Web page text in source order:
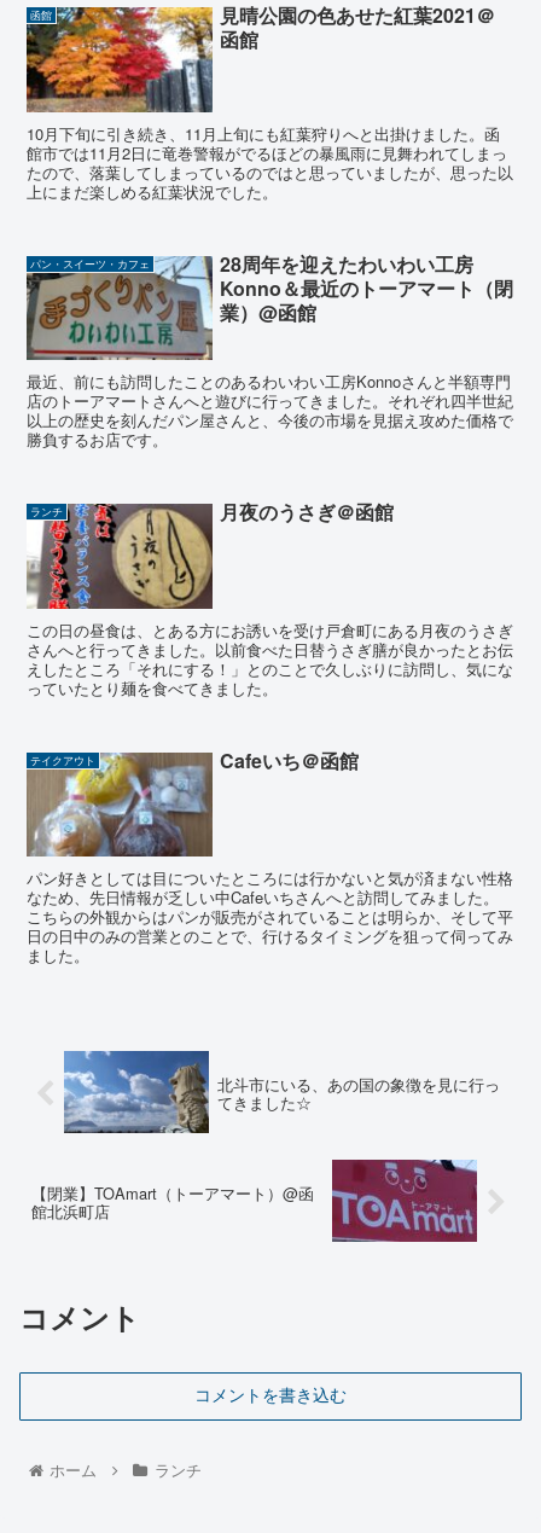
函館
見晴公園の色あせた紅葉2021＠
函館
10月下旬に引き続き、11月上旬にも紅葉狩りへと出掛けました。函
館市では11月2日に竜巻警報がでるほどの暴風雨に見舞われてしまっ
たので、落葉してしまっているのではと思っていましたが、思った以
上にまだ楽しめる紅葉状況でした。
パン・スイーツ・カフェ
28周年を迎えたわいわい工房
Konno＆最近のトーアマート（閉
業）@函館
最近、前にも訪問したことのあるわいわい工房Konnoさんと半額専門
店のトーアマートさんへと遊びに行ってきました。それぞれ四半世紀
以上の歴史を刻んだパン屋さんと、今後の市場を見据え攻めた価格で
勝負するお店です。
ランチ 月夜のうさぎ＠函館
この日の昼食は、とある方にお誘いを受け戸倉町にある月夜のうさぎ
さんへと行ってきました。以前食べた日替うさぎ膳が良かったとお伝
えしたところ「それにする！」とのことで久しぶりに訪問し、気にな
っていたとり麺を食べてきました。
テイクアウト Cafeいち＠函館
パン好きとしては目についたところには行かないと気が済まない性格
なため、先日情報が乏しい中Cafeいちさんへと訪問してみました。
こちらの外観からはパンが販売がされていることは明らか、そして平
日の日中のみの営業とのことで、行けるタイミングを狙って伺ってみ
ました。
北斗市にいる、あの国の象徴を見に行っ
てきました☆
【閉業】TOAmart（トーアマート）@函
館北浜町店
コメント
コメントを書き込む
ホーム ランチ